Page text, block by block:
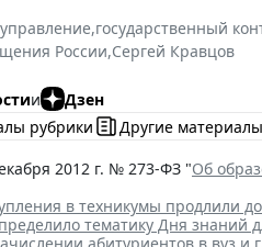
,государственный
России,Сергей Кравцов
и
Дзен
рубрики
Другие
2012 г. № 273-ФЗ "Об
в техникумы продлили
тематику Дня знаний